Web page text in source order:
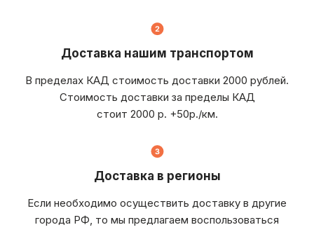
Доставка нашим транспортом
В пределах КАД стоимость доставки 2000 рублей.
Стоимость доставки за пределы КАД
стоит 2000 р. +50р./км.
Доставка в регионы
Если необходимо осуществить доставку в другие
города РФ, то мы предлагаем воспользоваться